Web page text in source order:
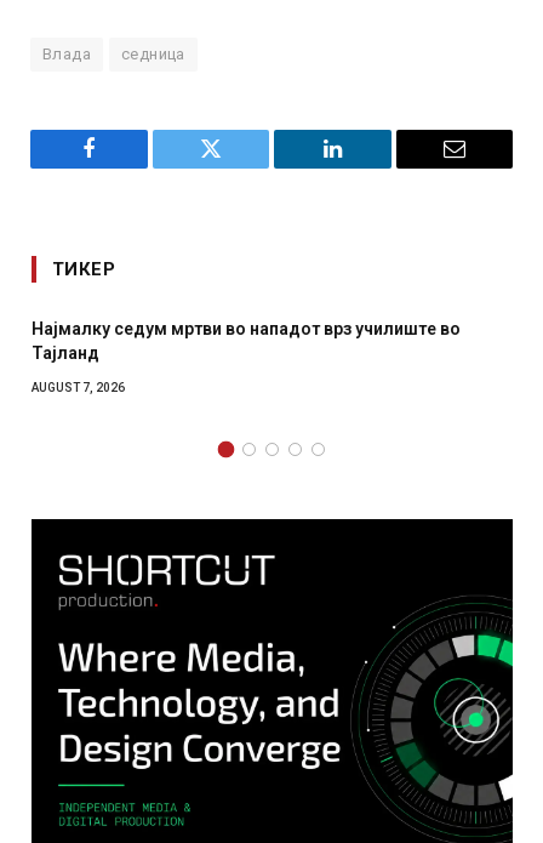
Влада седница
Facebook Twitter LinkedIn Email
ТИКЕР
Најмалку седум мртви во нападот врз училиште во
Тајланд
AUGUST 7, 2026